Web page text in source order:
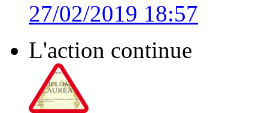
27/02/2019 18:57
L'action continue